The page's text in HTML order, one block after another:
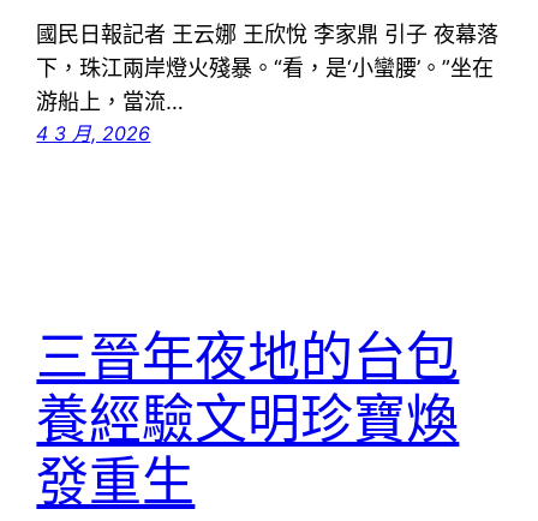
國民日報記者 王云娜 王欣悅 李家鼎 引子 夜幕落
下，珠江兩岸燈火殘暴。“看，是‘小蠻腰’。”坐在
游船上，當流…
4 3 月, 2026
三晉年夜地的台包
養經驗文明珍寶煥
發重生